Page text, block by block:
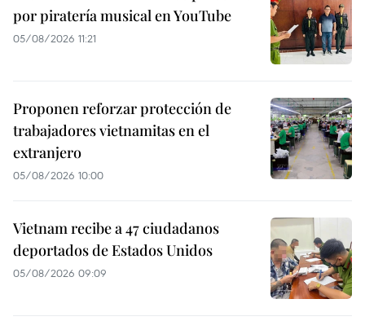
por piratería musical en YouTube
05/08/2026 11:21
Proponen reforzar protección de
trabajadores vietnamitas en el
extranjero
05/08/2026 10:00
Vietnam recibe a 47 ciudadanos
deportados de Estados Unidos
05/08/2026 09:09